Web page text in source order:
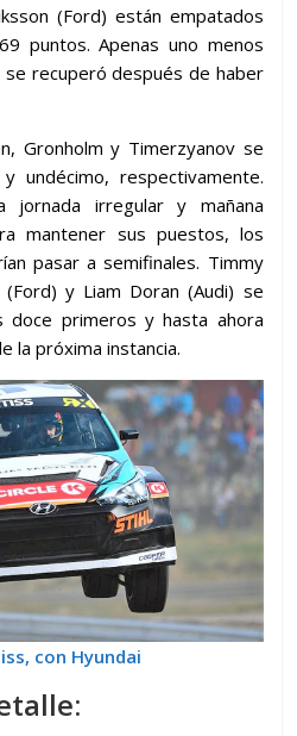
(Ford) están empatados
puntos. Apenas uno menos
se recuperó después de haber
Gronholm y Timerzyanov se
undécimo, respectivamente.
jornada irregular y mañana
mantener sus puestos, los
pasar a semifinales. Timmy
(Ford) y Liam Doran (Audi) se
doce primeros y hasta ahora
la próxima instancia.
con Hyundai